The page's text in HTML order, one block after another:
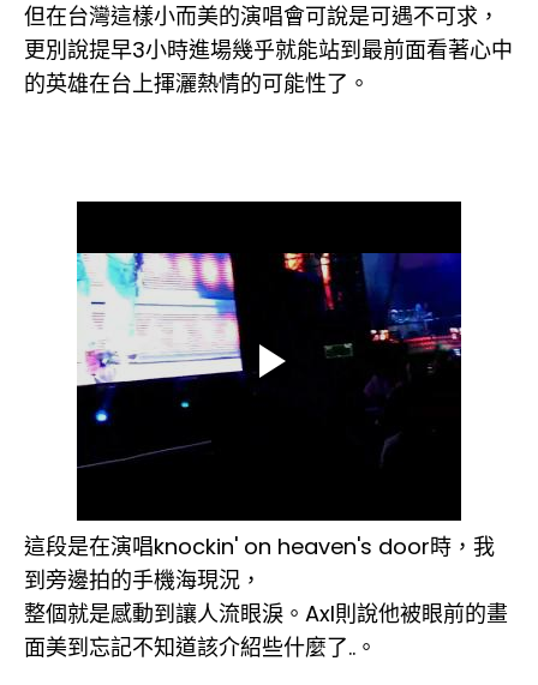
但在台灣這樣小而美的演唱會可說是可遇不可求，
更別說提早3小時進場幾乎就能站到最前面看著心中
的英雄在台上揮灑熱情的可能性了。
這段是在演唱knockin' on heaven's door時，我
到旁邊拍的手機海現況，
整個就是感動到讓人流眼淚。Axl則說他被眼前的畫
面美到忘記不知道該介紹些什麼了..。